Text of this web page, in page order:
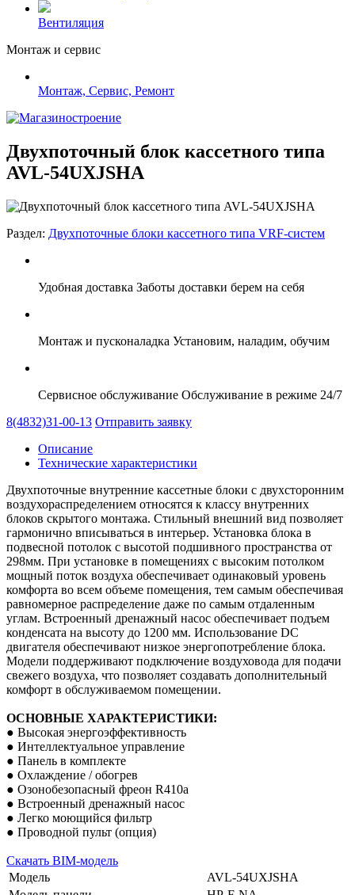
Вентиляция
Монтаж и сервис
Монтаж, Сервис, Ремонт
Двухпоточный блок кассетного типа
AVL-54UXJSHA
Раздел: Двухпоточные блоки кассетного типа VRF-систем
Удобная доставка Заботы доставки берем на себя
Монтаж и пусконаладка Установим, наладим, обучим
Сервисное обслуживание Обслуживание в режиме 24/7
8(4832)31-00-13 Отправить заявку
Описание
Технические характеристики
Двухпоточные внутренние кассетные блоки с двухсторонним
воздухораспределением относятся к классу внутренних
блоков скрытого монтажа. Стильный внешний вид позволяет
гармонично вписываться в интерьер. Установка блока в
подвесной потолок с высотой подшивного пространства от
298мм. При установке в помещениях с высоким потолком
мощный поток воздуха обеспечивает одинаковый уровень
комфорта во всем объеме помещения, тем самым обеспечивая
равномерное распределение даже по самым отдаленным
углам. Встроенный дренажный насос обеспечивает подъем
конденсата на высоту до 1200 мм. Использование DC
двигателя обеспечивают низкое энергопотребление блока.
Модели поддерживают подключение воздуховода для подачи
свежего воздуха, что позволяет создавать дополнительный
комфорт в обслуживаемом помещении.
ОСНОВНЫЕ ХАРАКТЕРИСТИКИ:
● Высокая энергоэффективность
● Интеллектуальное управление
● Панель в комплекте
● Охлаждение / обогрев
● Озонобезопасный фреон R410a
● Встроенный дренажный насос
● Легко моющийся фильтр
● Проводной пульт (опция)
Скачать BIM-модель
Модель
AVL-54UXJSHA